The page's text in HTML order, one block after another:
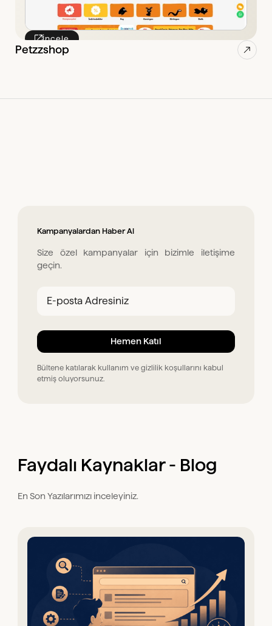
İncele
Petzzshop
Kampanyalardan Haber Al
Size özel kampanyalar için bizimle iletişime
geçin.
Bültene katılarak kullanım ve gizlilik koşullarını kabul
etmiş oluyorsunuz.
Faydalı Kaynaklar - Blog
En Son Yazılarımızı inceleyiniz.